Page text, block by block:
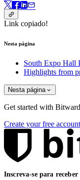
Link copiado!
Nesta página
South Expo Hall
Highlights from
Nesta página
Get started with
Create your free account
Inscreva-se para